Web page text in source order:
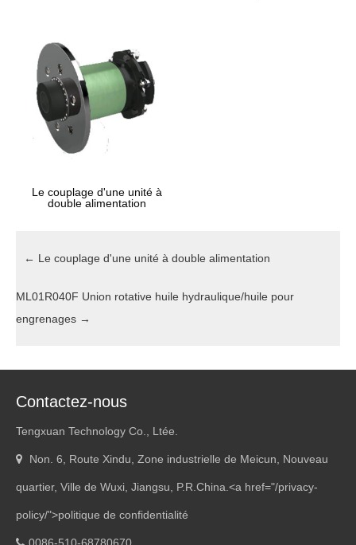
Le couplage d'une unité à
double alimentation
← Le couplage d'une unité à double alimentation
ML01R040F Union rotative huile hydraulique/huile pour
engrenages →
Contactez-nous
Tengxuan Technology Co., Ltée.
Non. 6, Route Xindu, Zone industrielle de Meicun, Nouveau
quartier, Ville de Wuxi, Jiangsu, P.R.China.<a href="/privacy-
policy/">politique de confidentialité